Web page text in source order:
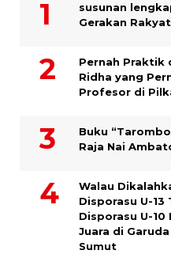
susunan
Gerakan
Pernah Praktik
Ridha yang
Profesor di
Buku
Raja Nai
Walau
Disporasu U-13
Disporasu U-10
Juara di
Sumut